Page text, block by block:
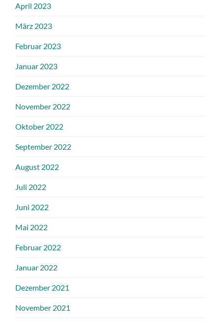
April 2023
März 2023
Februar 2023
Januar 2023
Dezember 2022
November 2022
Oktober 2022
September 2022
August 2022
Juli 2022
Juni 2022
Mai 2022
Februar 2022
Januar 2022
Dezember 2021
November 2021